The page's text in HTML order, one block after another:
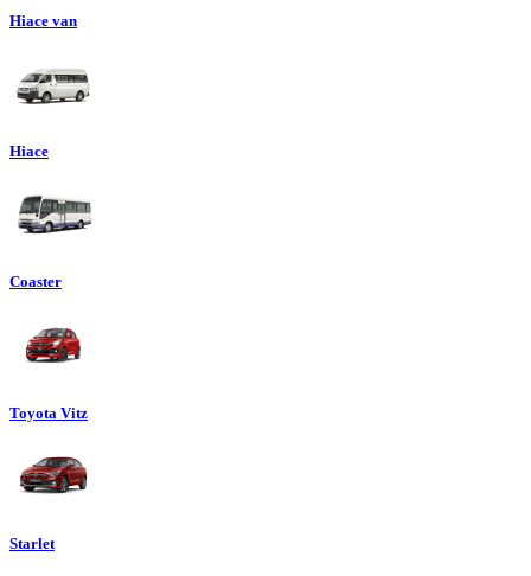
Hiace van
Hiace
Coaster
Toyota Vitz
Starlet